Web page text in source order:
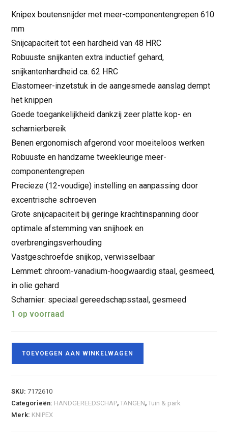
Knipex boutensnijder met meer-componentengrepen 610
mm
Snijcapaciteit tot een hardheid van 48 HRC
Robuuste snijkanten extra inductief gehard,
snijkantenhardheid ca. 62 HRC
Elastomeer-inzetstuk in de aangesmede aanslag dempt
het knippen
Goede toegankelijkheid dankzij zeer platte kop- en
scharnierbereik
Benen ergonomisch afgerond voor moeiteloos werken
Robuuste en handzame tweekleurige meer-
componentengrepen
Precieze (12-voudige) instelling en aanpassing door
excentrische schroeven
Grote snijcapaciteit bij geringe krachtinspanning door
optimale afstemming van snijhoek en
overbrengingsverhouding
Vastgeschroefde snijkop, verwisselbaar
Lemmet: chroom-vanadium-hoogwaardig staal, gesmeed,
in olie gehard
Scharnier: speciaal gereedschapsstaal, gesmeed
1 op voorraad
TOEVOEGEN AAN WINKELWAGEN
SKU:7172610
Categorieën: HANDGEREEDSCHAP,TANGEN,Tuin & park
Merk: KNIPEX